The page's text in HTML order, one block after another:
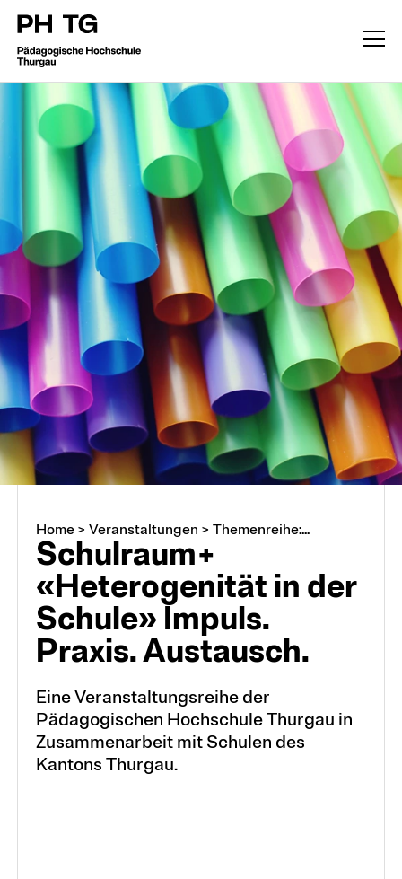
Home> Veranstaltungen > Themenreihe:...
Schulraum+
«Heterogenität in der
Schule» Impuls.
Praxis. Austausch.
Eine Veranstaltungsreihe der
Pädagogischen Hochschule Thurgau in
Zusammenarbeit mit Schulen des
Kantons Thurgau.